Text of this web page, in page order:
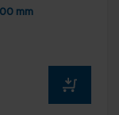
mm